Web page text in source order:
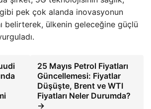
pek çok alanda inovasyonun
belirterek, ülkenin geleceğine güçlü
25 Mayıs Petrol Fiyatları
Güncellemesi: Fiyatlar
Düşüşte, Brent ve WTI
Fiyatları Neler Durumda?
→